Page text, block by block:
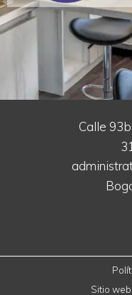
Calle
Sitio